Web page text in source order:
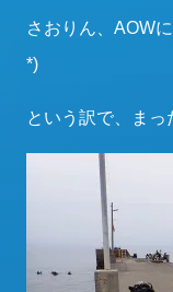
さおりん、AOW
*)
という訳で、まっ